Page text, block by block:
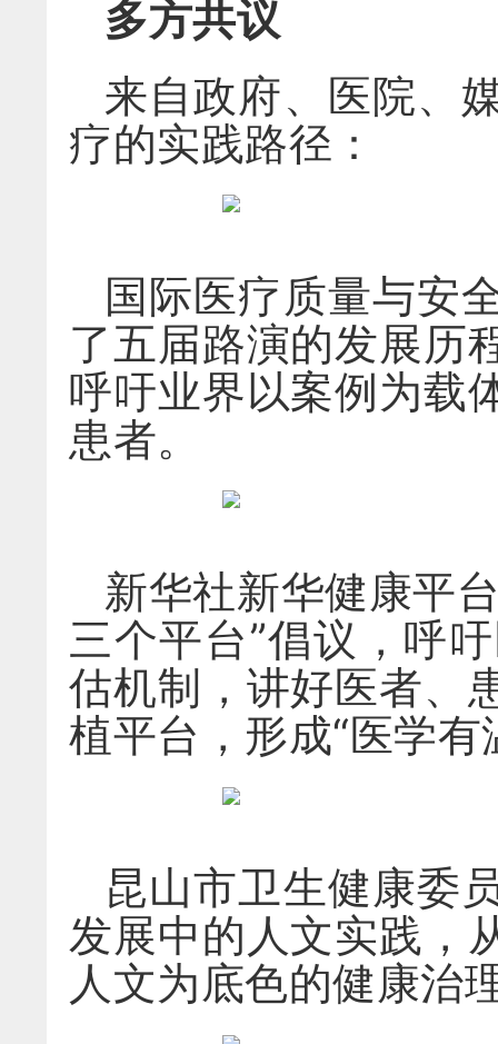
多方共议
来自政府、医院、
疗的实践路径：
国际医疗质量与安
了五届路演的发展历
呼吁业界以案例为载
患者。
新华社新华健康平
三个平台”倡议，呼
估机制，讲好医者、
植平台，形成“医学
昆山市卫生健康委
发展中的人文实践，
人文为底色的健康治